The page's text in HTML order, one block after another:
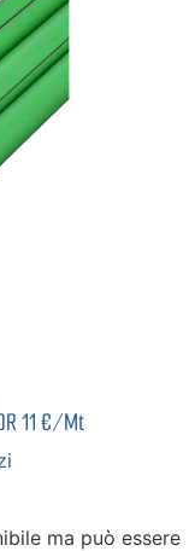
11 €/Mt
ma può essere